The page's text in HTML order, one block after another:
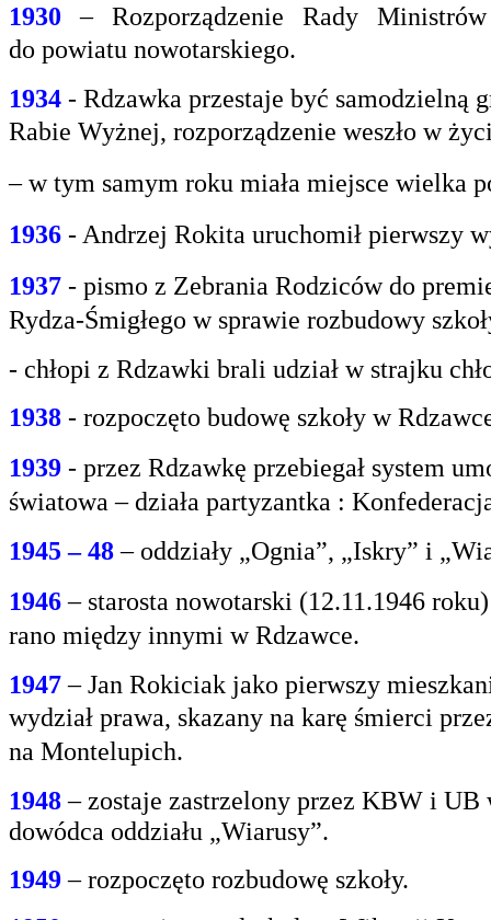
1930 – Rozporządzenie Rady
do powiatu nowotarskiego.
1934 - Rdzawka przestaje być samodzielną
Rabie Wyżnej, rozporządzenie weszło w
– w tym samym roku miała miejsce wielka
1936 - Andrzej Rokita uruchomił pierwszy
1937 - pismo z Zebrania Rodziców do
Rydza-Śmigłego w sprawie rozbudowy
- chłopi z Rdzawki brali udział w strajku
1938 - rozpoczęto budowę szkoły w
1939 - przez Rdzawkę przebiegał system
światowa – działa partyzantka :
1945 – 48– oddziały „Ognia”, „Iskry” i
1946– starosta nowotarski (12.11.1946
rano między innymi w Rdzawce.
1947 – Jan Rokiciak jako pierwszy
wydział prawa, skazany na karę śmierci
na Montelupich.
1948– zostaje zastrzelony przez KBW i
dowódca oddziału „Wiarusy”.
1949 – rozpoczęto rozbudowę szkoły.